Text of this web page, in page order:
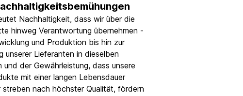
Nachhaltigkeit, dass wir über die
hinweg Verantwortung übernehmen -
und Produktion bis hin zur
unserer Lieferanten in dieselben
und der Gewährleistung, dass unsere
mit einer langen Lebensdauer
streben nach höchster Qualität, fördern